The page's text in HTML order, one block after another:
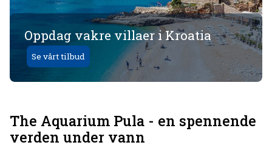
Oppdag vakre villaer i Kroatia
Se vårt tilbud
The Aquarium Pula - en spennende
verden under vann